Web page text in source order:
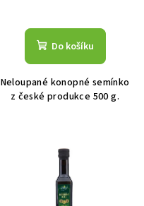
Do košíku
Neloupané konopné semínko
z české produkce 500 g.